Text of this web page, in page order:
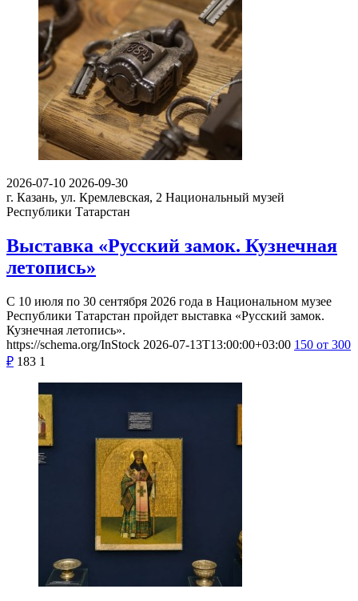
2026-07-10 2026-09-30
г. Казань, ул. Кремлевская, 2 Национальный музей
Республики Татарстан
Выставка «Русский замок. Кузнечная
летопись»
С 10 июля по 30 сентября 2026 года в Национальном музее
Республики Татарстан пройдет выставка «Русский замок.
Кузнечная летопись».
https://schema.org/InStock 2026-07-13T13:00:00+03:00 150 от 300
₽ 183 1